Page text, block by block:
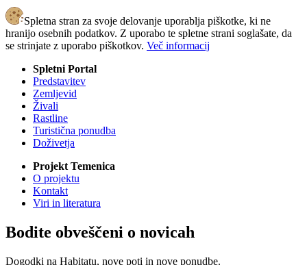
Spletna stran za svoje delovanje uporablja piškotke, ki ne
hranijo osebnih podatkov. Z uporabo te spletne strani soglašate, da
se strinjate z uporabo piškotkov. Več informacij
Spletni Portal
Predstavitev
Zemljevid
Živali
Rastline
Turistična ponudba
Doživetja
Projekt Temenica
O projektu
Kontakt
Viri in literatura
Bodite obveščeni o novicah
Dogodki na Habitatu, nove poti in nove ponudbe.